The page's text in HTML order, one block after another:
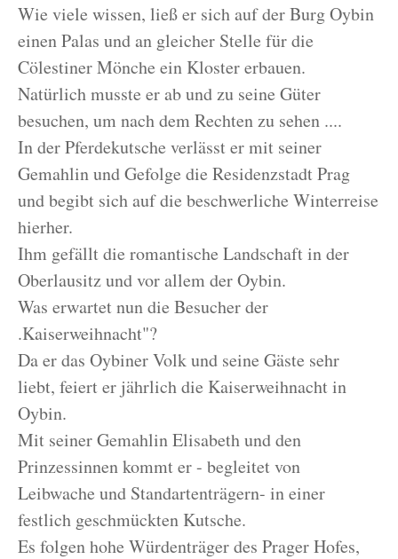
Wie viele wissen, ließ er sich auf der Burg Oybin
einen Palas und an gleicher Stelle für die
Cölestiner Mönche ein Kloster erbauen.
Natürlich musste er ab und zu seine Güter
besuchen, um nach dem Rechten zu sehen ....
In der Pferdekutsche verlässt er mit seiner
Gemahlin und Gefolge die Residenzstadt Prag
und begibt sich auf die beschwerliche Winterreise
hierher.
Ihm gefällt die romantische Landschaft in der
Oberlausitz und vor allem der Oybin.
Was erwartet nun die Besucher der
.Kaiserweihnacht"?
Da er das Oybiner Volk und seine Gäste sehr
liebt, feiert er jährlich die Kaiserweihnacht in
Oybin.
Mit seiner Gemahlin Elisabeth und den
Prinzessinnen kommt er - begleitet von
Leibwache und Standartenträgern- in einer
festlich geschmückten Kutsche.
Es folgen hohe Würdenträger des Prager Hofes,